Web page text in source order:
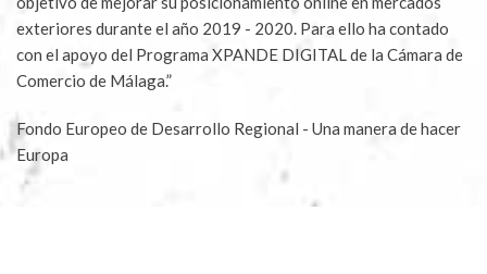
exteriores durante el año 2019 - 2020. Para ello ha contado
con el apoyo del Programa XPANDE DIGITAL de la Cámara de
Comercio de Málaga.”
Fondo Europeo de Desarrollo Regional - Una manera de hacer
Europa